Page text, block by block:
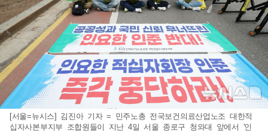
[서울=뉴시스] 김진아 기자 = 민주노총 전국보건의료산업노조 대한적
십자사본부지부 조합원들이 지난 4일 서울 종로구 청와대 앞에서 '인